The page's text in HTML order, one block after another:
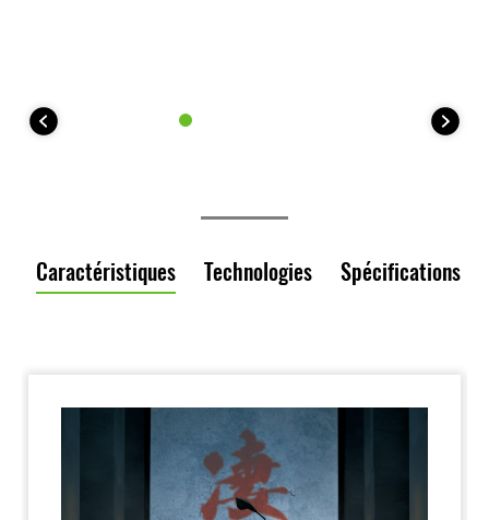
Caractéristiques Technologies Spécifications